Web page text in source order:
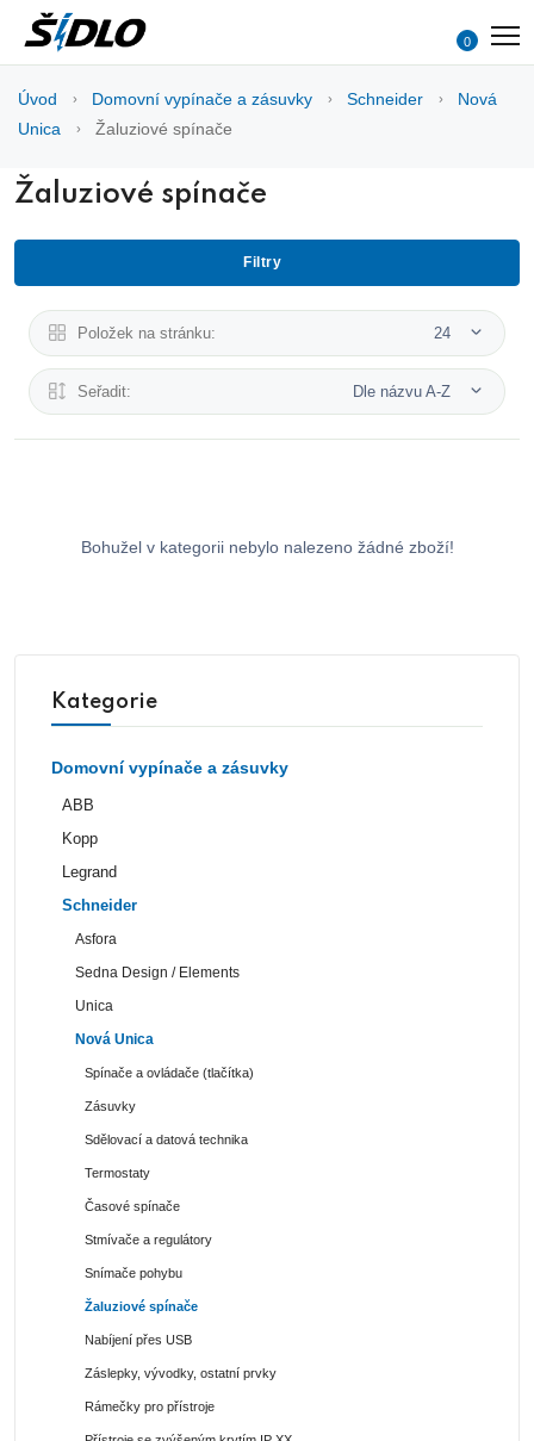
0
Úvod Domovní vypínače a zásuvky Schneider
Nová
Unica
Žaluziové spínače
Žaluziové spínače
Filtry
Položek na stránku: 24
Seřadit: Dle názvu A-Z
Bohužel v kategorii nebylo nalezeno žádné zboží!
Kategorie
Domovní vypínače a zásuvky
ABB
Kopp
Legrand
Schneider
Asfora
Sedna Design / Elements
Unica
Nová Unica
Spínače a ovládače (tlačítka)
Zásuvky
Sdělovací a datová technika
Termostaty
Časové spínače
Stmívače a regulátory
Snímače pohybu
Žaluziové spínače
Nabíjení přes USB
Záslepky, vývodky, ostatní prvky
Rámečky pro přístroje